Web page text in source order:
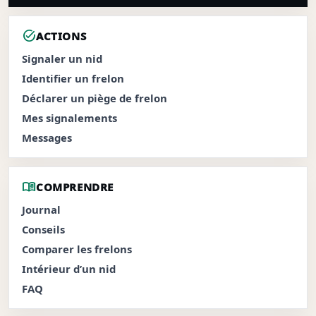
task_altACTIONS
Signaler un nid
Identifier un frelon
Déclarer un piège de frelon
Mes signalements
Messages
menu_bookCOMPRENDRE
Journal
Conseils
Comparer les frelons
Intérieur d’un nid
FAQ